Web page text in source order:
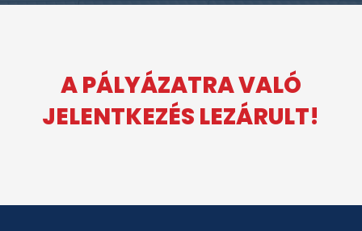
A PÁLYÁZATRA VALÓ
JELENTKEZÉS LEZÁRULT!